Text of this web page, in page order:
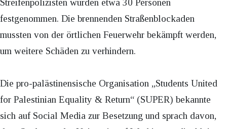
Streifenpolizisten wurden etwa 30 Personen
festgenommen. Die brennenden Straßenblockaden
mussten von der örtlichen Feuerwehr bekämpft werden,
um weitere Schäden zu verhindern.
Die pro-palästinensische Organisation „Students United
for Palestinian Equality & Return“ (SUPER) bekannte
sich auf Social Media zur Besetzung und sprach davon,